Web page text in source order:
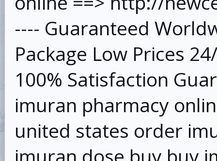
---- Guaranteed
Package Low Prices
100% Satisfaction
imuran pharmacy
united states order